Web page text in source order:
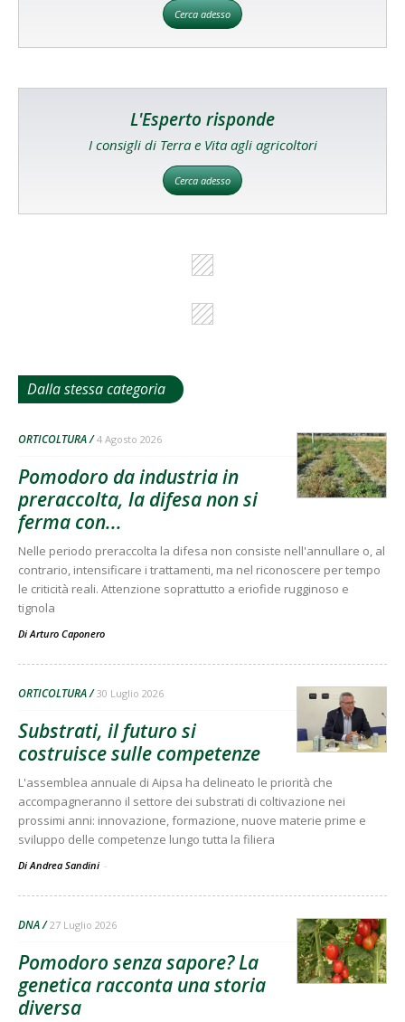
Cerca adesso
L'Esperto risponde
I consigli di Terra e Vita agli agricoltori
Cerca adesso
Dalla stessa categoria
ORTICOLTURA 4 Agosto 2026
Pomodoro da industria in
preraccolta, la difesa non si
ferma con...
Nelle periodo preraccolta la difesa non consiste nell'annullare o, al
contrario, intensificare i trattamenti, ma nel riconoscere per tempo
le criticità reali. Attenzione soprattutto a eriofide rugginoso e
tignola
DiArturo Caponero
ORTICOLTURA 30 Luglio 2026
Substrati, il futuro si
costruisce sulle competenze
L'assemblea annuale di Aipsa ha delineato le priorità che
accompagneranno il settore dei substrati di coltivazione nei
prossimi anni: innovazione, formazione, nuove materie prime e
sviluppo delle competenze lungo tutta la filiera
Di Andrea Sandini -
DNA 27 Luglio 2026
Pomodoro senza sapore? La
genetica racconta una storia
diversa